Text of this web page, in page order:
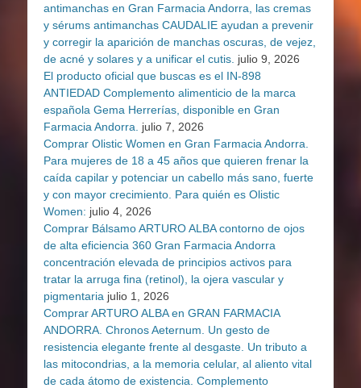
antimanchas en Gran Farmacia Andorra, las cremas
y sérums antimanchas CAUDALIE ayudan a prevenir
y corregir la aparición de manchas oscuras, de vejez,
de acné y solares y a unificar el cutis. julio 9, 2026
El producto oficial que buscas es el IN-898
ANTIEDAD Complemento alimenticio de la marca
española Gema Herrerías, disponible en Gran
Farmacia Andorra.
julio 7, 2026
Comprar Olistic Women en Gran Farmacia Andorra.
Para mujeres de 18 a 45 años que quieren frenar la
caída capilar y potenciar un cabello más sano, fuerte
y con mayor crecimiento. Para quién es Olistic
Women: julio 4, 2026
Comprar Bálsamo ARTURO ALBA contorno de ojos
de alta eficiencia 360 Gran Farmacia Andorra
concentración elevada de principios activos para
tratar la arruga fina (retinol), la ojera vascular y
pigmentaria julio 1, 2026
Comprar ARTURO ALBA en GRAN FARMACIA
ANDORRA. Chronos Aeternum. Un gesto de
resistencia elegante frente al desgaste. Un tributo a
las mitocondrias, a la memoria celular, al aliento vital
de cada átomo de existencia. Complemento